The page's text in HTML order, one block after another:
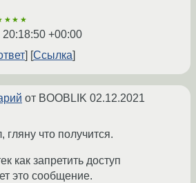
+00:00
Ссылка
от BOOBLIK 02.12.2021
гляну что получится.
как запретить доступ
это сообщение.